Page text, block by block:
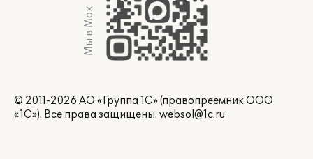
Мы в Max
© 2011-2026 АО «Группа 1С» (правопреемник ООО
«1С»). Все права защищены. websol@1c.ru